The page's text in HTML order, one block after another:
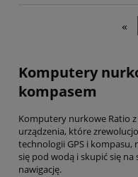
«
Komputery
kompasem
Komputery nurkowe Ratio
urządzenia, które
technologii GPS i kompasu,
się pod wodą i skupić się
nawigację.